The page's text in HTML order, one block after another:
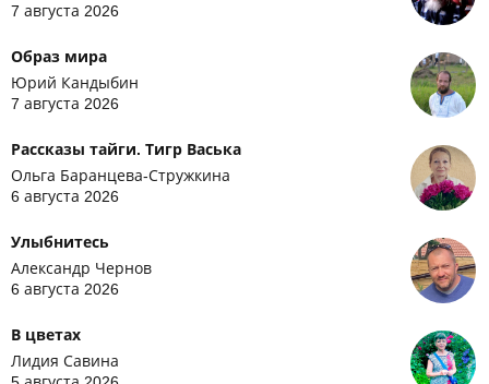
7 августа 2026
Образ мира
Юрий Кандыбин
7 августа 2026
Рассказы тайги. Тигр Васька
Ольга Баранцева-Стружкина
6 августа 2026
Улыбнитесь
Александр Чернов
6 августа 2026
В цветах
Лидия Савина